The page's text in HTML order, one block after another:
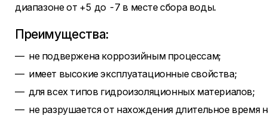
диапазоне от +5 до -7 в месте сбора воды.
Преимущества:
не подвержена коррозийным процессам;
имеет высокие эксплуатационные свойства;
для всех типов гидроизоляционных материалов;
не разрушается от нахождения длительное время